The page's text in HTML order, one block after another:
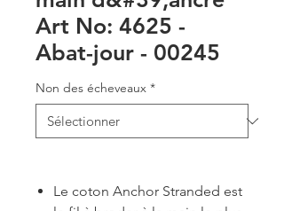
Art No: 4625 -
Abat-jour - 00245
Non des écheveaux *
Le coton Anchor Stranded est